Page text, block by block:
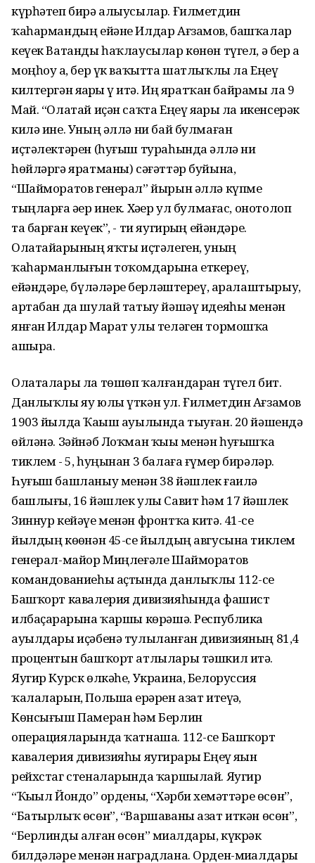
күрһәтеп бирә алыусылар. Ғилметдин
ҡаһармандың ейәне Илдар Ағзамов, башҡалар
кеүек Ватанды һаҡлаусылар көнөн түгел, ә бер аҙ
моңһоу ҙа, бер үк ваҡытта шатлыҡлы ла Еңеү
килтергән яҙҙарҙы үҙ итә. Иң яратҡан байрамы ла 9
Май. “Олатай иҫән саҡта Еңеү яҙҙары ла икенсерәк
килә ине. Уның әллә ни бай булмаған
иҫтәлектәрен (һуғыш тураһында әллә ни
һөйләргә яратманы) сәғәттәр буйына,
“Шайморатов генерал” йырын әллә күпме
тыңларға әҙер инек. Хәҙер ул булмағас, онотолоп
та барған кеүек”, - ти яугирҙың ейәндәре.
Олатайҙарының яҡты иҫтәлеген, уның
ҡаһарманлығын тоҡомдарына еткереү,
ейәндәрҙе, бүләләрҙе берләштереү, аралаштырыу,
артабан да шулай татыу йәшәү идеяһы менән
янған Илдар Марат улы теләген тормошҡа
ашыра.
Олаталары ла төшөп ҡалғандарҙан түгел бит.
Данлыҡлы яу юлы үткән ул. Ғилметдин Ағзамов
1903 йылда Ҡаҙыш ауылында тыуған. 20 йәшендә
өйләнә. Зәйнәб Лоҡман ҡыҙы менән һуғышҡа
тиклем - 5, һуңынан 3 балаға ғүмер бирәләр.
Һуғыш башланыу менән 38 йәшлек ғаилә
башлығы, 16 йәшлек улы Савит һәм 17 йәшлек
Зиннур кейәүе менән фронтҡа китә. 41-се
йылдың көҙөнән 45-се йылдың авгусына тиклем
генерал-майор Миңлеғәле Шайморатов
командованиеһы аҫтында данлыҡлы 112-се
Башҡорт кавалерия дивизияһында фашист
илбаҫарҙарына ҡаршы көрәшә. Республика
ауылдары иҫәбенә тулыланған дивизияның 81,4
процентын башҡорт атлылары тәшкил итә.
Яугир Курск өлкәһе, Украина, Белоруссия
ҡалаларын, Польша ерҙәрен азат итеүҙә,
Көнсығыш Памеран һәм Берлин
операцияларында ҡатнаша. 112-се Башҡорт
кавалерия дивизияһы яугирҙары Еңеү яҙын
рейхстаг стеналарында ҡаршылай. Яугир
“Ҡыҙыл Йондоҙ” ордены, “Хәрби хеҙмәттәре өсөн”,
“Батырлыҡ өсөн”, “Варшаваны азат иткән өсөн”,
“Берлинды алған өсөн” миҙалдары, күкрәк
билдәләре менән наградлана. Орден-миҙалдары